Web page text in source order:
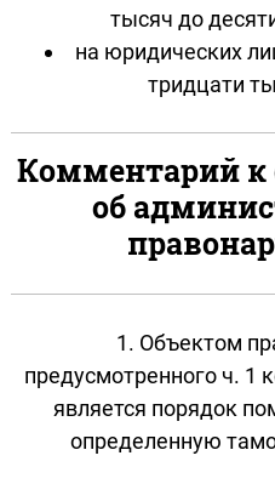
тысяч до
на юридических
тридцати
Комментарий к
об
1. Объектом
предусмотренного ч. 1
является порядок
определенную